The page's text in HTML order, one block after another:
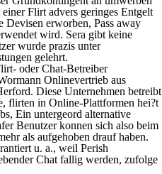
Flirt advers geringes Entgelt
Devisen erworben, Pass away
wird. Sera gibt keine
wurde prazis unter
gelehrt.
oder Chat-Betreiber
Onlinevertrieb aus
Diese Unternehmen betreibt
flirten in Online-Plattformen hei?t
Ein untergeord alternative
Benutzer konnen sich also beim
als aufgehoben drauf haben.
u. a., weil Perish
Chat fallig werden, zufolge